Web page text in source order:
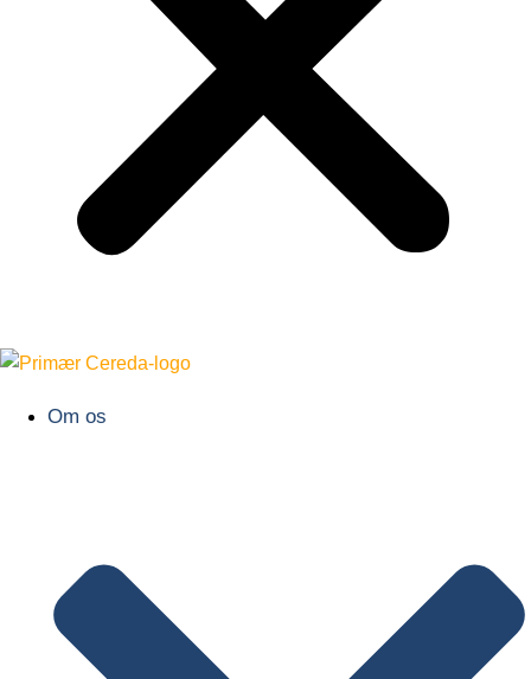
Om os